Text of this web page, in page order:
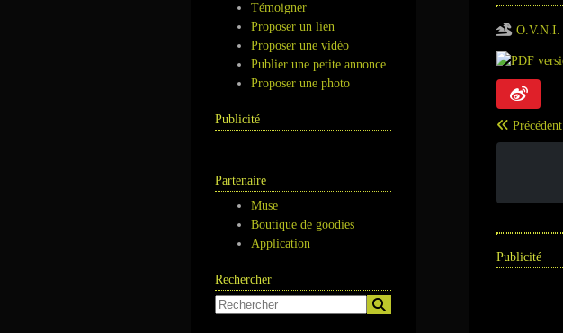
Témoigner
Proposer un lien
Proposer une vidéo
Publier une petite annonce
Proposer une photo
Publicité
Partenaire
Muse
Boutique de goodies
Application
Rechercher
O.V.N.I.
Précédent
Publicité